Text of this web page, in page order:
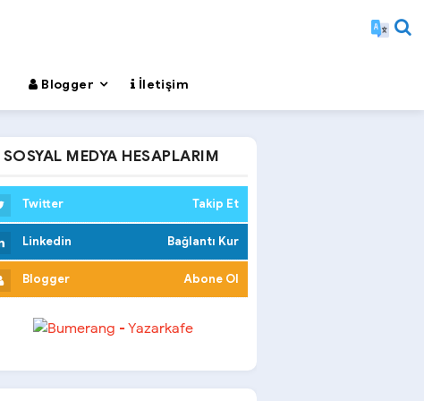
Blogger İletişim
SOSYAL MEDYA HESAPLARIM
Twitter Takip Et
Linkedin Bağlantı Kur
Blogger Abone Ol